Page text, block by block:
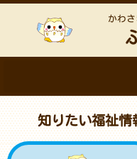
かわ
知りたい福祉